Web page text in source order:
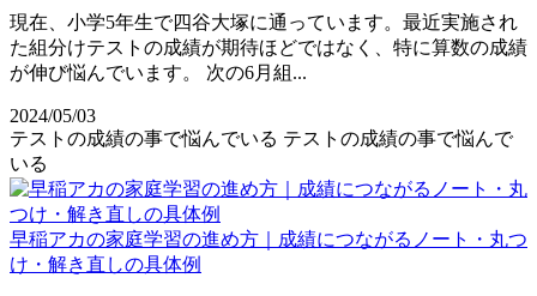
現在、小学5年生で四谷大塚に通っています。最近実施され
た組分けテストの成績が期待ほどではなく、特に算数の成績
が伸び悩んでいます。 次の6月組...
2024/05/03
テストの成績の事で悩んでいる テストの成績の事で悩んで
いる
早稲アカの家庭学習の進め方｜成績につながるノート・丸つ
け・解き直しの具体例